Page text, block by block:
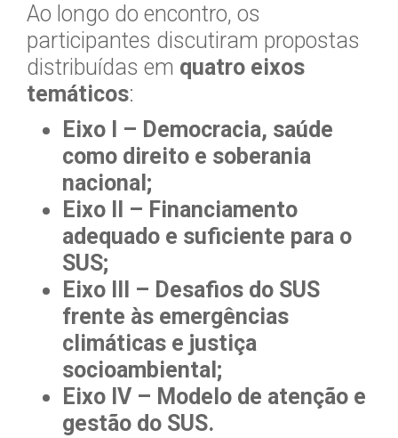
Ao longo do encontro, os
participantes discutiram propostas
distribuídas em quatro eixos
temáticos:
Eixo I – Democracia, saúde
como direito e soberania
nacional;
Eixo II – Financiamento
adequado e suficiente para o
SUS;
Eixo III – Desafios do SUS
frente às emergências
climáticas e justiça
socioambiental;
Eixo IV – Modelo de atenção e
gestão do SUS.